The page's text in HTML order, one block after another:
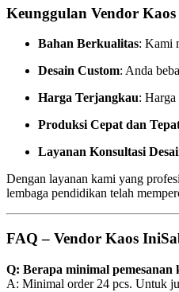
Keunggulan Vendor
Bahan Berkualitas: Kami
Desain Custom: Anda
Harga Terjangkau: Harga
Produksi Cepat dan
Layanan Konsultasi
Dengan layanan kami yang
lembaga pendidikan telah
FAQ – Vendor Kaos
Q: Berapa minimal pemesanan
A: Minimal order 24 pcs. Untuk